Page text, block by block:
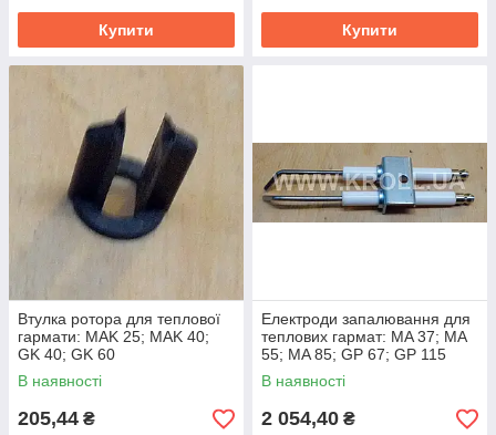
Купити Купити
Втулка ротора для теплової
гармати: MAK 25; MAK 40;
GK 40; GK 60
В наявності
205,44 ₴
Електроди запалювання для
теплових гармат: MA 37; MA
55; MA 85; GP 67; GP 115
В наявності
2 054,40 ₴